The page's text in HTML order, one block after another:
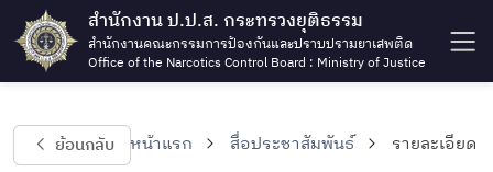
สำนักงาน ป.ป.ส. กระทรวงยุติธรรม
สำนักงานคณะกรรมการป้องกันและปราบปรามยาเสพติด
Office of the Narcotics Control Board : Ministry of Justice
ย้อนกลับ หน้าแรก สื่อประชาสัมพันธ์ รายละเอียด